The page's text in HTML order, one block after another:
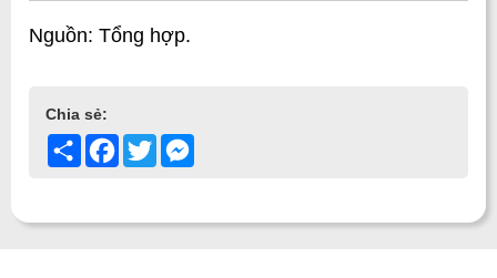
Nguồn: Tổng hợp.
Chia sẻ:
Share Facebook
Twitter